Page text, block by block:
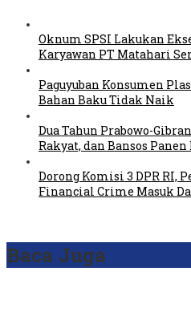
Oknum SPSI Lakukan
Karyawan PT Matahari
Paguyuban Konsumen
Bahan Baku Tidak Naik
Dua Tahun Prabowo-
Rakyat, dan Bansos
Dorong Komisi 3 DPR RI,
Financial Crime Masuk
Baca Juga